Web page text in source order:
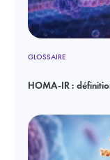
GLOSSAIRE
HOMA-IR :